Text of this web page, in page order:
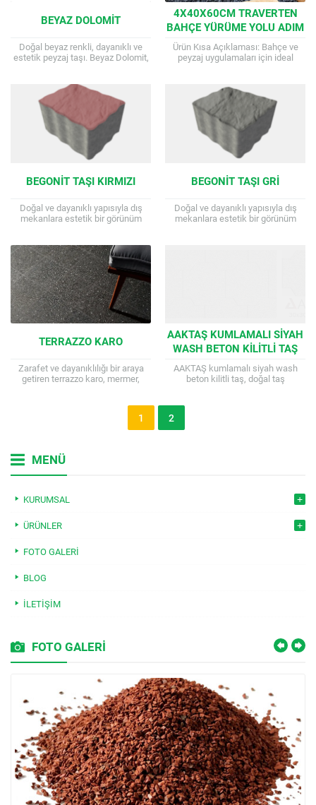
BEYAZ DOLOMIT
Doğal beyaz renkli, dayanıklı ve
estetik peyzaj taşı. Beyaz Dolomit,
görünümü, benzersiz...
4X40X60CM TRAVERTEN
BAHÇE YÜRÜME YOLU ADIM
TAŞI
Ürün Kısa Açıklaması: Bahçe ve
peyzaj uygulamaları için ideal
Fırçalanmış (patina) yüzey...
BEGONIT TAŞI KIRMIZI
Doğal ve dayanıklı yapısıyla dış
mekanlara estetik bir görünüm
taşlar ve...
BEGONIT TAŞI GRI
Doğal ve dayanıklı yapısıyla dış
mekanlara estetik bir görünüm
TERRAZZO KARO
Zarafet ve dayanıklılığı bir araya
getiren terrazzo karo, mermer,
AAKTAŞ KUMLAMALI SIYAH
WASH BETON KILITLI TAŞ
AAKTAŞ kumlamalı siyah wash
beton kilitli taş, doğal taş
1 2
MENÜ
KURUMSAL
ÜRÜNLER
FOTO GALERI
BLOG
İLETIŞIM
FOTO GALERİ